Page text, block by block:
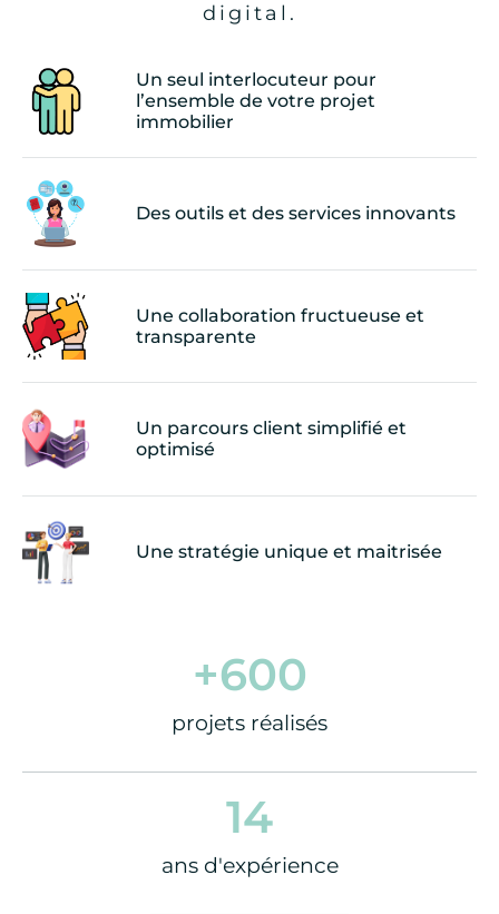
digital.
Un seul interlocuteur pour
l’ensemble de votre projet
immobilier
Des outils et des services innovants
Une collaboration fructueuse et
transparente
Un parcours client simplifié et
optimisé
Une stratégie unique et maitrisée
projets réalisés
+600
ans d'expérience
14